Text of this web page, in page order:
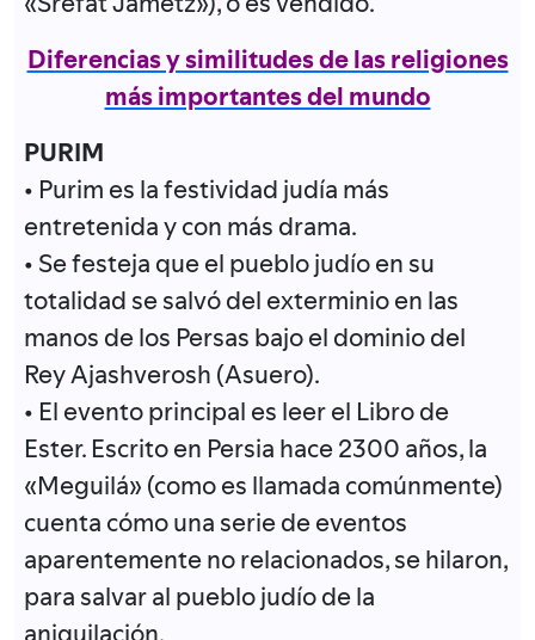
Diferencias y similitudes de las religiones
más importantes del mundo
PURIM
• Purim es la festividad judía más
entretenida y con más drama.
• Se festeja que el pueblo judío en su
totalidad se salvó del exterminio en las
manos de los Persas bajo el dominio del
Rey Ajashverosh (Asuero).
• El evento principal es leer el Libro de
Ester. Escrito en Persia hace 2300 años, la
«Meguilá» (como es llamada comúnmente)
cuenta cómo una serie de eventos
aparentemente no relacionados, se hilaron,
para salvar al pueblo judío de la